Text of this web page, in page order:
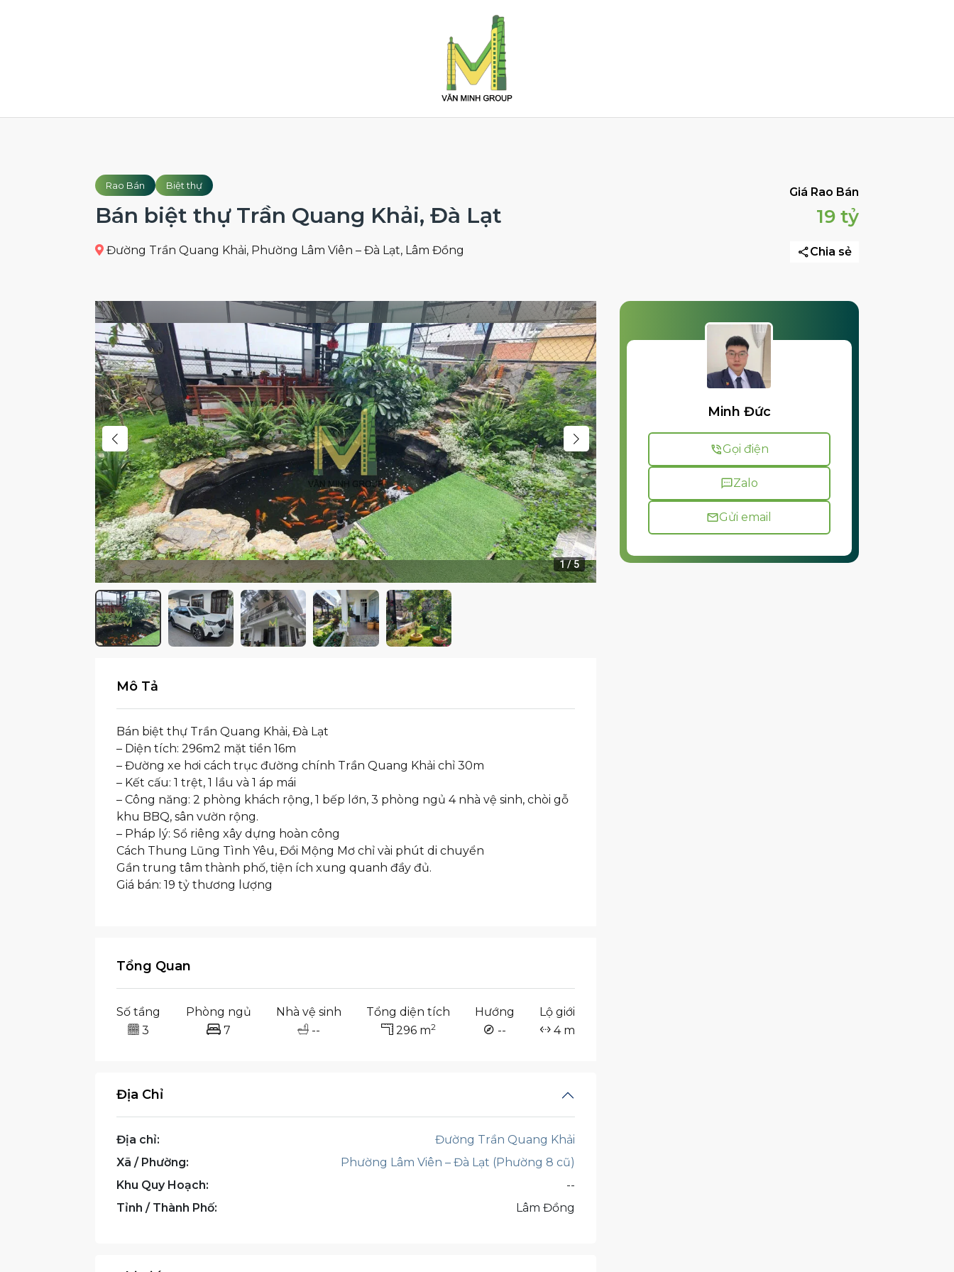
Rao Bán Biệt thự
Bán biệt thự Trần Quang Khải, Đà Lạt
Đường Trần Quang Khải, Phường Lâm Viên – Đà Lạt, Lâm Đồng
Giá Rao Bán
19 tỷ
Chia sẻ
1 / 5
Mô Tả
Bán biệt thự Trần Quang Khải, Đà Lạt
– Diện tích: 296m2 mặt tiền 16m
– Đường xe hơi cách trục đường chính Trần Quang Khải chỉ 30m
– Kết cấu: 1 trệt, 1 lầu và 1 áp mái
– Công năng: 2 phòng khách rộng, 1 bếp lớn, 3 phòng ngủ 4 nhà vệ sinh, chòi gỗ
khu BBQ, sân vườn rộng.
– Pháp lý: Sổ riêng xây dựng hoàn công
Cách Thung Lũng Tình Yêu, Đồi Mộng Mơ chỉ vài phút di chuyển
Gần trung tâm thành phố, tiện ích xung quanh đầy đủ.
Giá bán: 19 tỷ thương lượng​
Tổng Quan
Số tầng
3
Phòng ngủ
7
Nhà vệ sinh
--
Tổng diện tích
296 m2
Hướng
--
Lộ giới
4 m
Địa Chỉ
Địa chỉ:
Đường Trần Quang Khải
Xã / Phường:
Phường Lâm Viên – Đà Lạt (Phường 8 cũ)
Khu Quy Hoạch:
--
Tỉnh / Thành Phố:
Lâm Đồng
Minh Đức
Gọi điện
Zalo
Gửi email